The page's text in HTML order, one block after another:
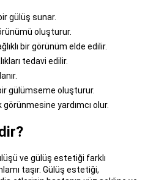
gülüş sunar.
oluşturur.
bir görünüm elde edilir.
tedavi edilir.
gülümseme oluşturur.
yardımcı olur.
ve gülüş estetiği farklı
taşır. Gülüş estetiği,